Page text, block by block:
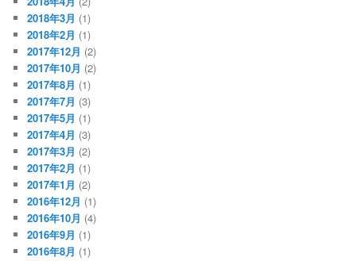
2018年3月 (1)
2018年2月 (1)
2017年12月 (2)
2017年10月 (2)
2017年8月 (1)
2017年7月 (3)
2017年5月 (1)
2017年4月 (3)
2017年3月 (2)
2017年2月 (1)
2017年1月 (2)
2016年12月 (1)
2016年10月 (4)
2016年9月 (1)
2016年8月 (1)